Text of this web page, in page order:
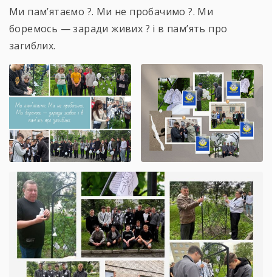
Ми пам’ятаємо ?. Ми не пробачимо ?. Ми
боремось — заради живих ?️ і в пам’ять про
загиблих.